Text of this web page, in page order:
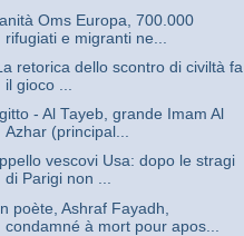
Oms Europa, 700.000
rifugiati e migranti ne...
retorica dello scontro di civiltà fa
il gioco ...
- Al Tayeb, grande Imam Al
Azhar (principal...
vescovi Usa: dopo le stragi
di Parigi non ...
poète, Ashraf Fayadh,
condamné à mort pour apos...